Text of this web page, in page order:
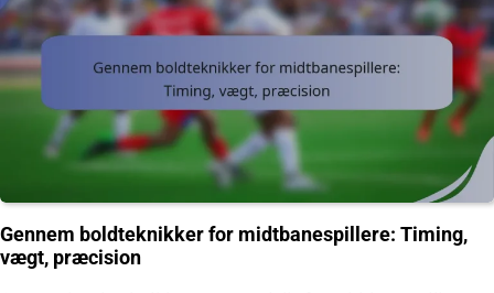
Gennem boldteknikker for midtbanespillere: Timing,
vægt, præcision